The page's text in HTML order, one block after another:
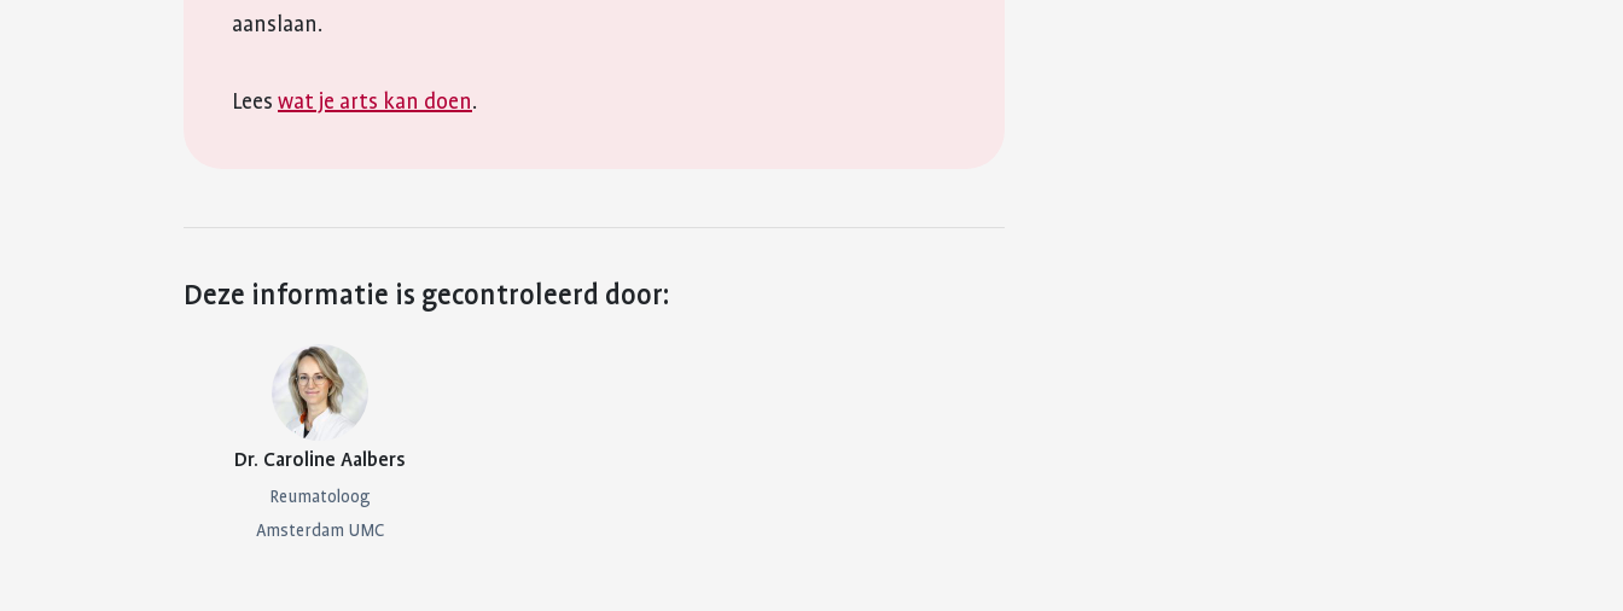
aanslaan.
Lees wat je arts kan doen.
Deze informatie is gecontroleerd door:
Dr. Caroline Aalbers
Reumatoloog
Amsterdam UMC